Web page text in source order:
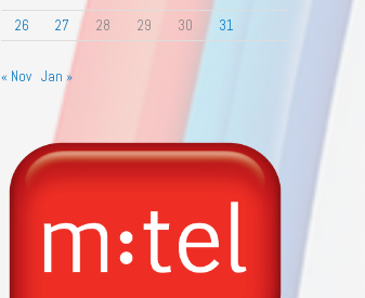
26
27 28 29 30 31
« Nov Jan »